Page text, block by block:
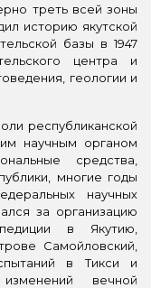
треть всей зоны
историю якутской
базы в 1947
центра и
геологии и
республиканской
научным органом
средства,
многие годы
научных
за организацию
в Якутию,
Самойловский,
в Тикси и
вечной